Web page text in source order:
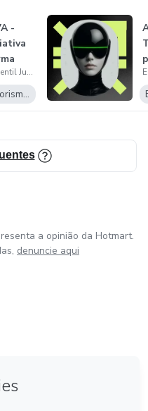
-
Edson Santo Gentil Junior
Empreendedorismo Digital
a opinião da Hotmart.
denuncie aqui